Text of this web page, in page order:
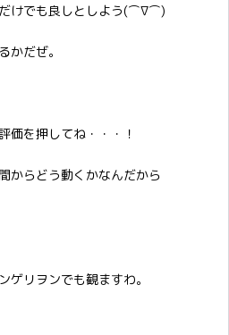
けでも良しとしよう(⌒∇⌒)
かだぜ。
価を押してね・・・！
からどう動くかなんだから
ゲリヲンでも観ますわ。